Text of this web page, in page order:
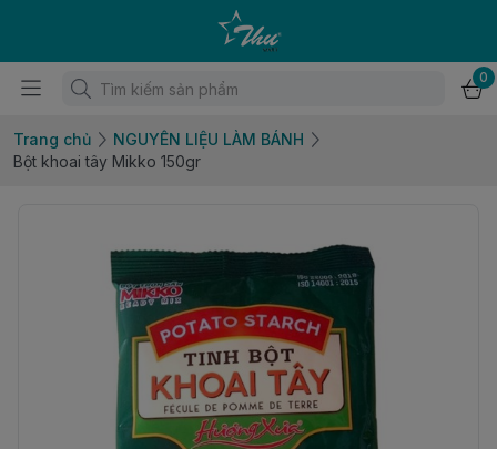
0
Trang chủ
NGUYÊN LIỆU LÀM BÁNH
Bột khoai tây Mikko 150gr